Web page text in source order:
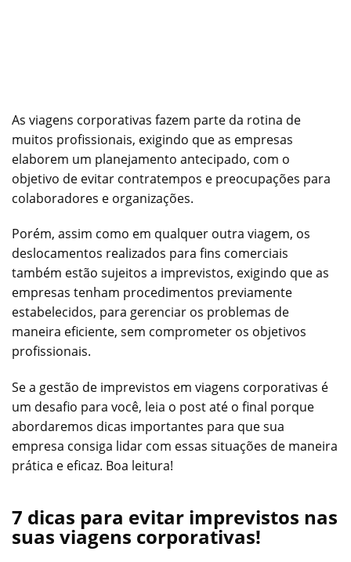
As viagens corporativas fazem parte da rotina de
muitos profissionais, exigindo que as empresas
elaborem um planejamento antecipado, com o
objetivo de evitar contratempos e preocupações para
colaboradores e organizações.
Porém, assim como em qualquer outra viagem, os
deslocamentos realizados para fins comerciais
também estão sujeitos a imprevistos, exigindo que as
empresas tenham procedimentos previamente
estabelecidos, para gerenciar os problemas de
maneira eficiente, sem comprometer os objetivos
profissionais.
Se a gestão de imprevistos em viagens corporativas é
um desafio para você, leia o post até o final porque
abordaremos dicas importantes para que sua
empresa consiga lidar com essas situações de maneira
prática e eficaz. Boa leitura!
7 dicas para evitar imprevistos nas
suas viagens corporativas!